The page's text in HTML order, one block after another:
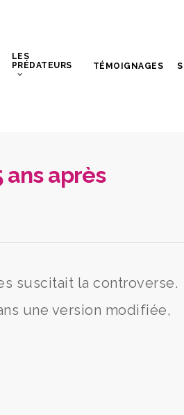
LES
PRÉDATEURS
TÉMOIGNAGES
ans après
suscitait la controverse.
une version modifiée,